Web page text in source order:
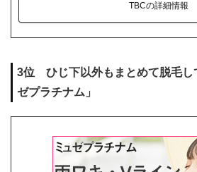
TBCの詳細情報
3位 ひじ下以外もまとめて脱毛し
ゼプラチナム」